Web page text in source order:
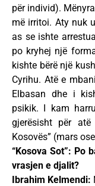
për individ).
më irritoi. Aty nuk
as se ishte
po kryhej një
kishte bërë një
Cyrihu. Atë e
Elbasan dhe i
psikik. I kam
gjerësisht për
Kosovës” (mars
“Kosova Sot”: Po
vrasjen e djalit?
Ibrahim Kelmendi: